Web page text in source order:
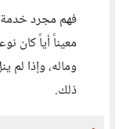
فهم مجرد
معيناً أياً كان
وماله، وإذا لم
ذلك.